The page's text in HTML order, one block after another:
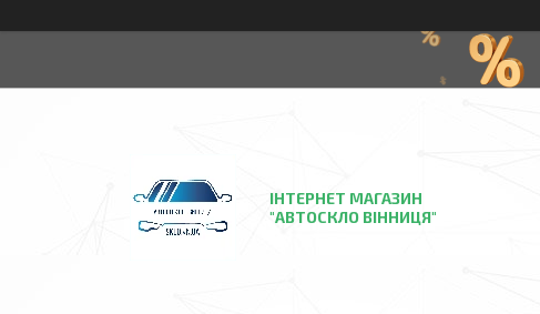
ІНТЕРНЕТ МАГАЗИН
"АВТОСКЛО ВІННИЦЯ"